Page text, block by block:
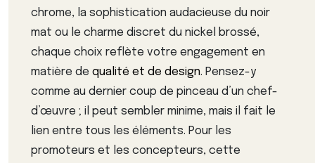
chrome, la sophistication audacieuse du noir
mat ou le charme discret du nickel brossé,
chaque choix reflète votre engagement en
matière de qualité et de design. Pensez-y
comme au dernier coup de pinceau d’un chef-
d’œuvre ; il peut sembler minime, mais il fait le
lien entre tous les éléments. Pour les
promoteurs et les concepteurs, cette